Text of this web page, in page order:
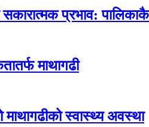
सकारात्मक प्रभाव:
माथागढी
स्वास्थ्य अवस्था